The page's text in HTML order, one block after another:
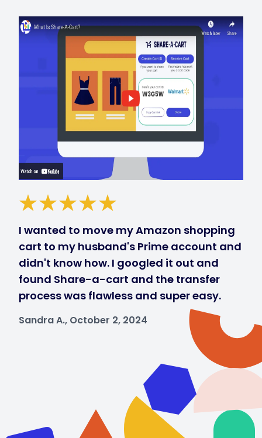
I wanted to move my Amazon shopping
cart to my husband's Prime account and
didn't know how. I googled it out and
found Share-a-cart and the transfer
process was flawless and super easy.
Sandra A., October 2, 2024